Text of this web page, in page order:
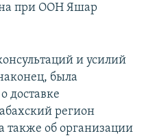
при ООН Яшар
и усилий
была
доставке
регион
об организации